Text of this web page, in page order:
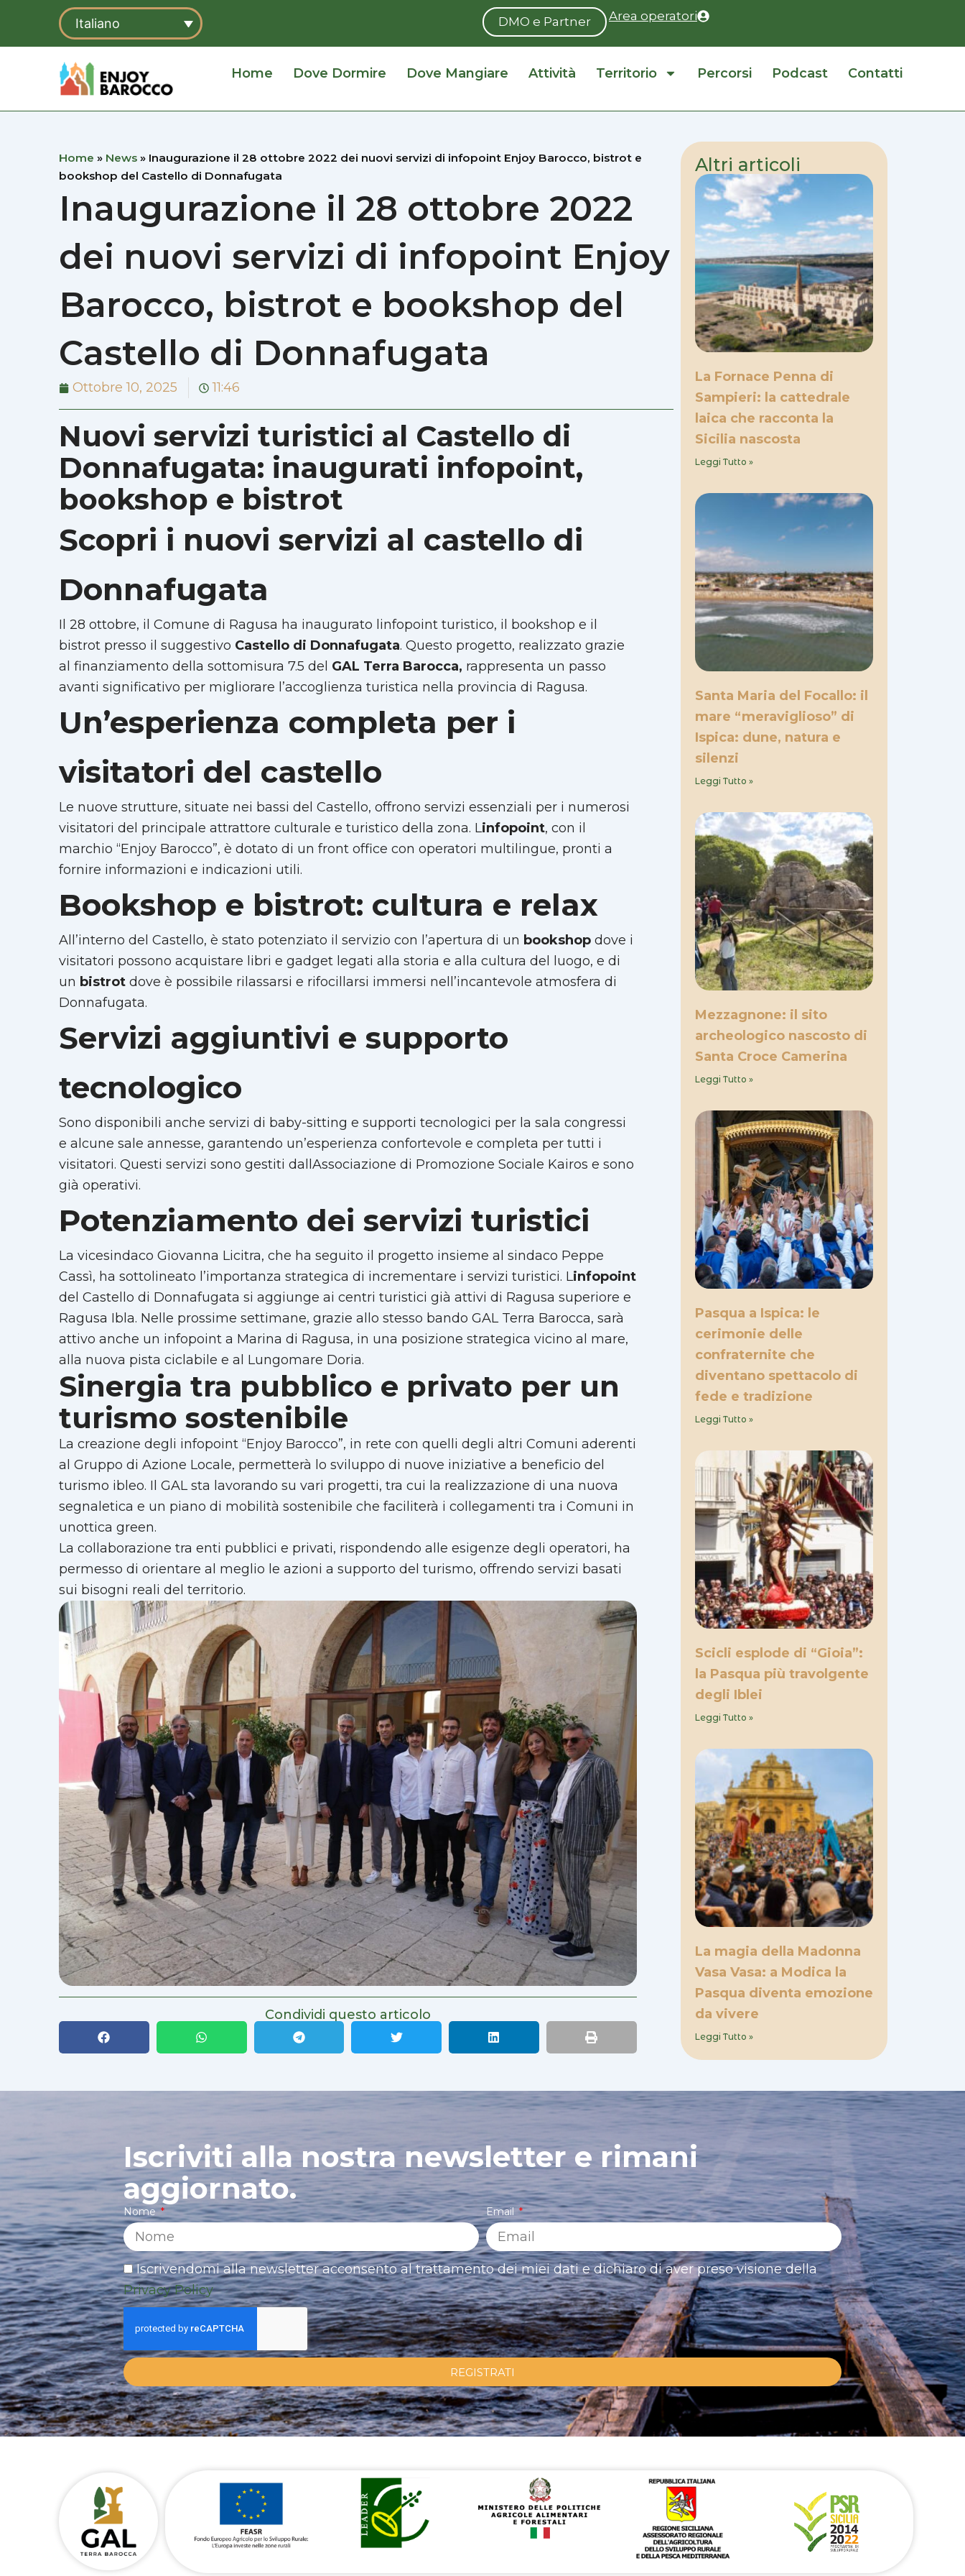
contenuto
Italiano DMO e Partner Area operatori
Home Dove Dormire Dove Mangiare Attività Territorio Percorsi Podcast Contatti
Home » News » Inaugurazione il 28 ottobre 2022 dei nuovi servizi di infopoint Enjoy Barocco, bistrot e
bookshop del Castello di Donnafugata
Inaugurazione il 28 ottobre 2022
dei nuovi servizi di infopoint Enjoy
Barocco, bistrot e bookshop del
Castello di Donnafugata
Ottobre 10, 2025 11:46
Nuovi servizi turistici al Castello di
Donnafugata: inaugurati infopoint,
bookshop e bistrot
Scopri i nuovi servizi al castello di
Donnafugata
Il 28 ottobre, il Comune di Ragusa ha inaugurato linfopoint turistico, il bookshop e il
bistrot presso il suggestivo Castello di Donnafugata. Questo progetto, realizzato grazie
al finanziamento della sottomisura 7.5 del GAL Terra Barocca, rappresenta un passo
avanti significativo per migliorare l’accoglienza turistica nella provincia di Ragusa.
Un’esperienza completa per i
visitatori del castello
Le nuove strutture, situate nei bassi del Castello, offrono servizi essenziali per i numerosi
visitatori del principale attrattore culturale e turistico della zona. Linfopoint, con il
marchio “Enjoy Barocco”, è dotato di un front office con operatori multilingue, pronti a
fornire informazioni e indicazioni utili.
Bookshop e bistrot: cultura e relax
All’interno del Castello, è stato potenziato il servizio con l’apertura di un bookshop dove i
visitatori possono acquistare libri e gadget legati alla storia e alla cultura del luogo, e di
un bistrot dove è possibile rilassarsi e rifocillarsi immersi nell’incantevole atmosfera di
Donnafugata.
Servizi aggiuntivi e supporto
tecnologico
Sono disponibili anche servizi di baby-sitting e supporti tecnologici per la sala congressi
e alcune sale annesse, garantendo un’esperienza confortevole e completa per tutti i
visitatori. Questi servizi sono gestiti dallAssociazione di Promozione Sociale Kairos e sono
già operativi.
Potenziamento dei servizi turistici
La vicesindaco Giovanna Licitra, che ha seguito il progetto insieme al sindaco Peppe
Cassì, ha sottolineato l’importanza strategica di incrementare i servizi turistici. Linfopoint
del Castello di Donnafugata si aggiunge ai centri turistici già attivi di Ragusa superiore e
Ragusa Ibla. Nelle prossime settimane, grazie allo stesso bando GAL Terra Barocca, sarà
attivo anche un infopoint a Marina di Ragusa, in una posizione strategica vicino al mare,
alla nuova pista ciclabile e al Lungomare Doria.
Sinergia tra pubblico e privato per un
turismo sostenibile
La creazione degli infopoint “Enjoy Barocco”, in rete con quelli degli altri Comuni aderenti
al Gruppo di Azione Locale, permetterà lo sviluppo di nuove iniziative a beneficio del
turismo ibleo. Il GAL sta lavorando su vari progetti, tra cui la realizzazione di una nuova
segnaletica e un piano di mobilità sostenibile che faciliterà i collegamenti tra i Comuni in
unottica green.
La collaborazione tra enti pubblici e privati, rispondendo alle esigenze degli operatori, ha
permesso di orientare al meglio le azioni a supporto del turismo, offrendo servizi basati
sui bisogni reali del territorio.
Condividi questo articolo
Altri articoli
La Fornace Penna di
Sampieri: la cattedrale
laica che racconta la
Sicilia nascosta
Leggi Tutto »
Santa Maria del Focallo: il
mare “meraviglioso” di
Ispica: dune, natura e
silenzi
Leggi Tutto »
Mezzagnone: il sito
archeologico nascosto di
Santa Croce Camerina
Leggi Tutto »
Pasqua a Ispica: le
cerimonie delle
confraternite che
diventano spettacolo di
fede e tradizione
Leggi Tutto »
Scicli esplode di “Gioia”:
la Pasqua più travolgente
degli Iblei
Leggi Tutto »
La magia della Madonna
Vasa Vasa: a Modica la
Pasqua diventa emozione
da vivere
Leggi Tutto »
Iscriviti alla nostra newsletter e rimani
aggiornato.
Nome Email
Iscrivendomi alla newsletter acconsento al trattamento dei miei dati e dichiaro di aver preso visione della
Privacy Policy
REGISTRATI